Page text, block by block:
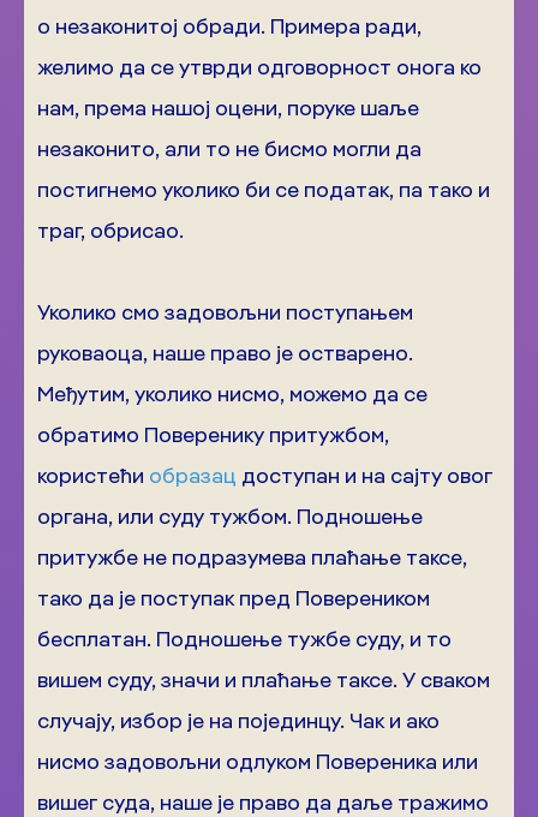
о незаконитој обради. Примера ради,
желимо да се утврди одговорност онога ко
нам, према нашој оцени, поруке шаље
незаконито, али то не бисмо могли да
постигнемо уколико би се податак, па тако и
траг, обрисао.
Уколико смо задовољни поступањем
руковаоца, наше право је остварено.
Међутим, уколико нисмо, можемо да се
обратимо Поверенику притужбом,
користећи образац доступан и на сајту овог
органа, или суду тужбом. Подношење
притужбе не подразумева плаћање таксе,
тако да је поступак пред Повереником
бесплатан. Подношење тужбе суду, и то
вишем суду, значи и плаћање таксе. У сваком
случају, избор је на појединцу. Чак и ако
нисмо задовољни одлуком Повереника или
вишег суда, наше је право да даље тражимо